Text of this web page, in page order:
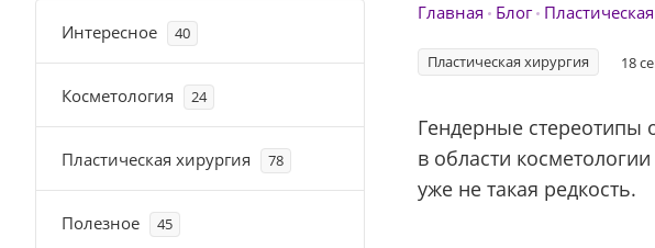
Главная Блог
Пластическая хирургия 18
Гендерные стереотипы
в области
уже не такая редкость.
Интересное 40
Косметология 24
Пластическая хирургия 78
Полезное 45